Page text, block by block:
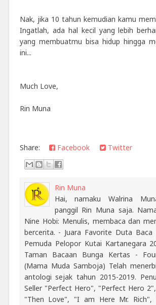
Nak, jika 10 tahun kemudian kamu
Ingatlah, ada hal kecil yang lebih
yang membuatmu bisa hidup hingga
ini...
Much Love,
Rin Muna
Share: Facebook Twitter
Rin Muna
Hai, namaku Walrina
panggil Rin Muna saja.
Nine Hobi: Menulis, membaca dan
bercerita. - Juara Favorite Duta
Pemuda Pelopor Kutai Kartanegara
Taman Bacaan Bunga Kertas -
(Mama Muda Samboja) Telah
antologi sejak tahun 2015-2019.
Seller "Perfect Hero", "Perfect Hero
"Then Love", "I am Here Mr. Rich",